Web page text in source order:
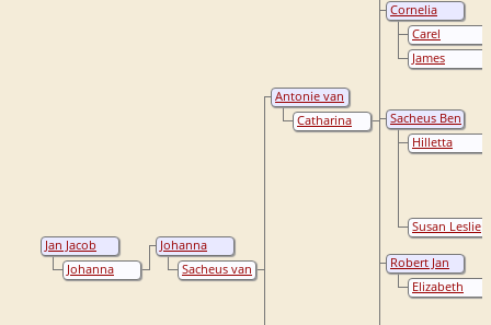
Cornelia
Johanna van
Osenbruggen
Carel
Hendrik
Frederik de
James
Edward
Sacheus Ben
Antonie van
Osenbruggen
Hilletta
Frederika
Susan Leslie
Schroeder
Robert Jan
Jacob van
Osenbruggen
Elizabeth
Maria
Antonie van
Osenbruggen
Catharina
Weyrich
Johanna
Christina
MulderSacheus van
Osenbruggen
Jan Jacob
Mulder
Johanna
Adelaide van